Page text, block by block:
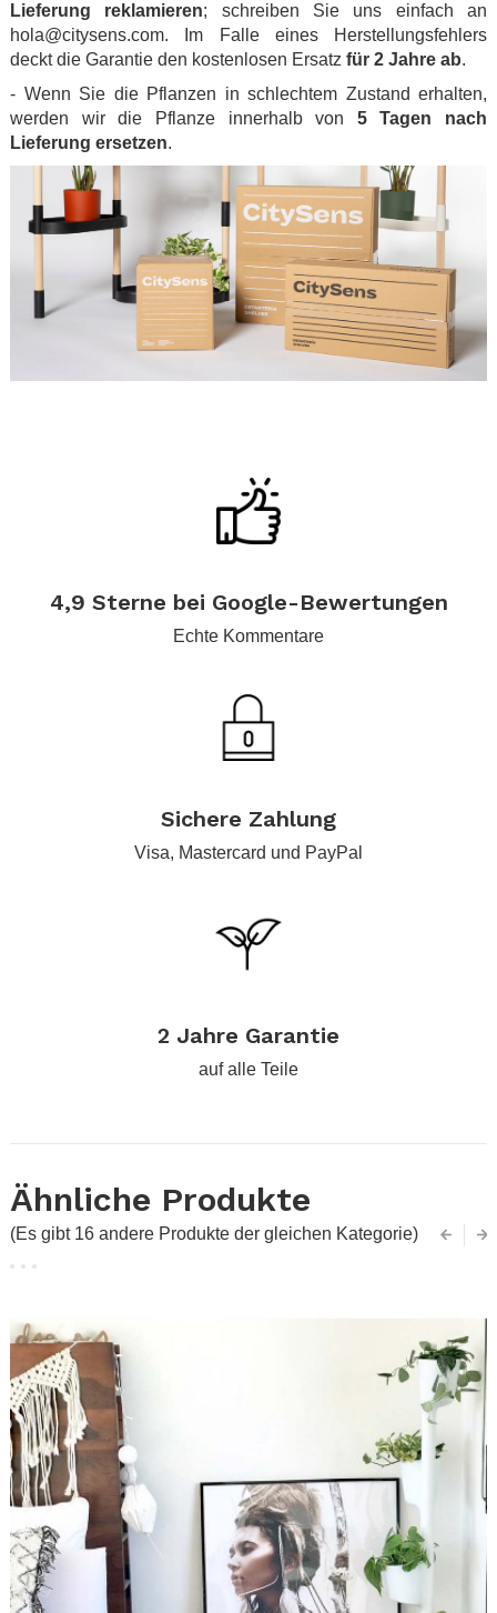
Lieferung reklamieren; schreiben Sie uns einfach an
hola@citysens.com. Im Falle eines Herstellungsfehlers
deckt die Garantie den kostenlosen Ersatz für 2 Jahre ab.
- Wenn Sie die Pflanzen in schlechtem Zustand erhalten,
werden wir die Pflanze innerhalb von 5 Tagen nach
Lieferung ersetzen.
4,9 Sterne bei Google-Bewertungen
Echte Kommentare
Sichere Zahlung
Visa, Mastercard und PayPal
2 Jahre Garantie
auf alle Teile
Ähnliche Produkte
(Es gibt 16 andere Produkte der gleichen Kategorie)